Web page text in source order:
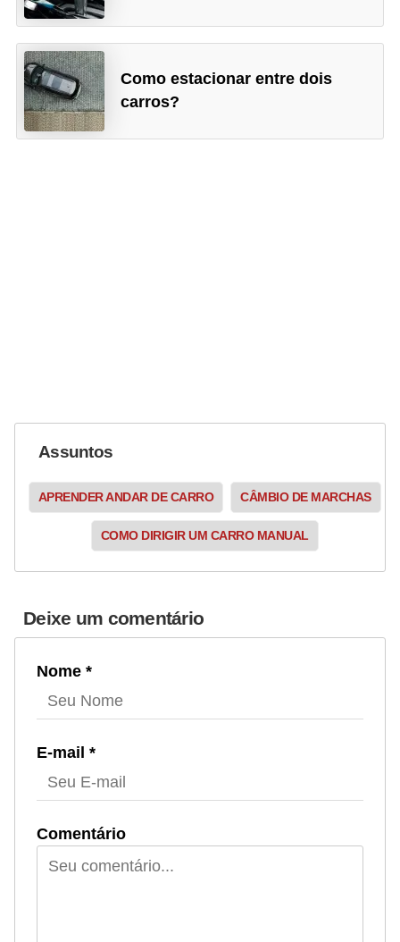
Como estacionar entre dois
carros?
Assuntos
APRENDER ANDAR DE CARRO CÂMBIO DE MARCHAS
COMO DIRIGIR UM CARRO MANUAL
Deixe um comentário
Nome *
E-mail *
Comentário